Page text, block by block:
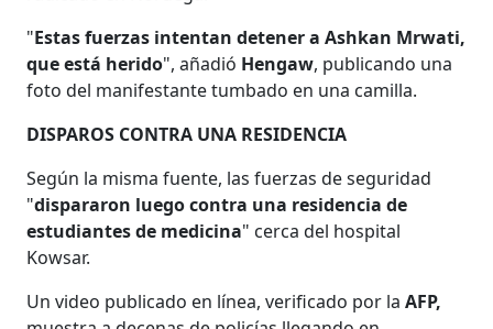
"Estas fuerzas intentan detener a Ashkan Mrwati,
que está herido", añadió Hengaw, publicando una
foto del manifestante tumbado en una camilla.
DISPAROS CONTRA UNA RESIDENCIA
Según la misma fuente, las fuerzas de seguridad
"dispararon luego contra una residencia de
estudiantes de medicina" cerca del hospital
Kowsar.
Un video publicado en línea, verificado por laAFP,